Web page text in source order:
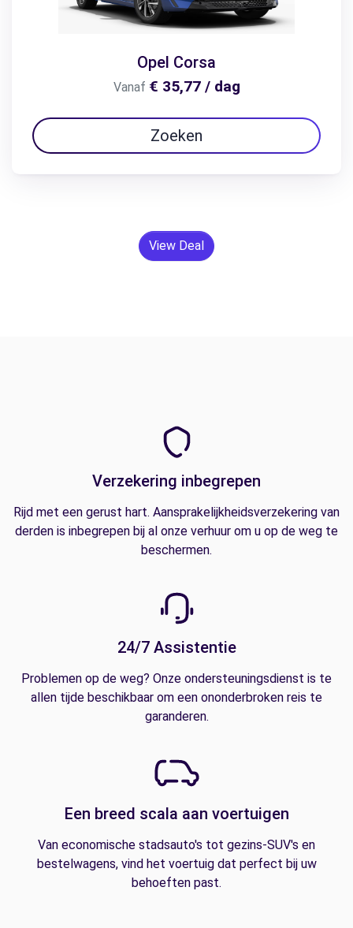
Opel Corsa
Vanaf € 35,77 / dag
Zoeken
View Deal
Verzekering inbegrepen
Rijd met een gerust hart. Aansprakelijkheidsverzekering van
derden is inbegrepen bij al onze verhuur om u op de weg te
beschermen.
24/7 Assistentie
Problemen op de weg? Onze ondersteuningsdienst is te
allen tijde beschikbaar om een ononderbroken reis te
garanderen.
Een breed scala aan voertuigen
Van economische stadsauto's tot gezins-SUV's en
bestelwagens, vind het voertuig dat perfect bij uw
behoeften past.